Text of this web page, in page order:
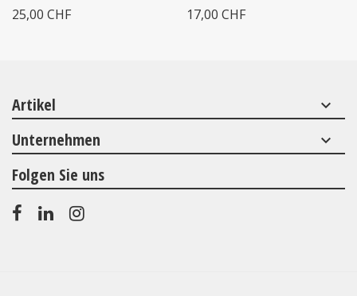
25,00 CHF
17,00 CHF
Artikel keyboard_arrow_down
Unternehmen keyboard_arrow_down
Folgen Sie uns